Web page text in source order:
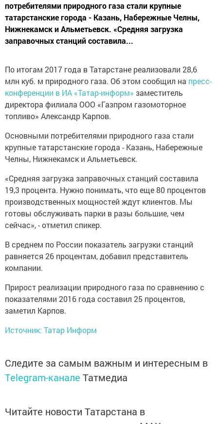
потребителями природного газа стали крупные
татарстанские города - Казань, Набережные Челны,
Нижнекамск и Альметьевск. «Средняя загрузка
заправочных станций составила...
По итогам 2017 года в Татарстане реализовали 28,6
млн куб. м природного газа. Об этом сообщил на пресс-
конференции в ИА «Татар-информ» заместитель
директора филиала ООО «Газпром газомоторное
топливо» Александр Карпов.
Основными потребителями природного газа стали
крупные татарстанские города - Казань, Набережные
Челны, Нижнекамск и Альметьевск.
«Средняя загрузка заправочных станций составила
19,3 процента. Нужно понимать, что еще 80 процентов
производственных мощностей ждут клиентов. Мы
готовы обслуживать парки в разы большие, чем
сейчас», - отметил спикер.
В среднем по России показатель загрузки станций
равняется 26 процентам, добавил представитель
компании.
Прирост реализации природного газа по сравнению с
показателями 2016 года составил 25 процентов,
заметил Карпов.
Источник: Татар Информ
Следите за самым важным и интересным в
Telegram-канале Татмедиа
Читайте новости Татарстана в